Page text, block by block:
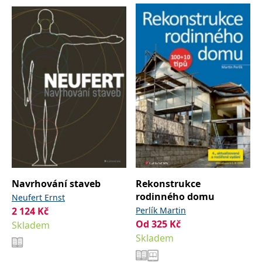
Navrhování staveb
Neufert Ernst
2 124 Kč
Skladem
Rekonstrukce
rodinného domu
Perlík Martin
Od 325 Kč
Skladem
správně.
PHPSESSID
Zavřením
prohlížeče
Cookie
generovaný
aplikacemi
založenými
na jazyce
PHP. Toto je
univerzální
používaný k
udržování
proměnných
relací
uživatelů.
Obvykle se
jedná o
náhodně
vygenerované
číslo, jeho
použití může
pro daný
dobrým